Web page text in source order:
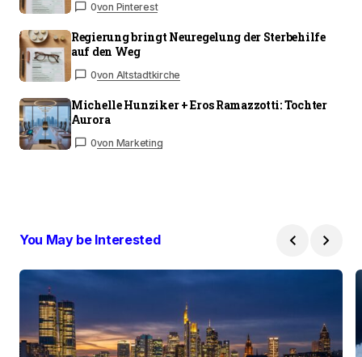
0von Pinterest
Regierung bringt Neuregelung der Sterbehilfe
auf den Weg
0von Altstadtkirche
Michelle Hunziker + Eros Ramazzotti: Tochter
Aurora
0von Marketing
You May be Interested